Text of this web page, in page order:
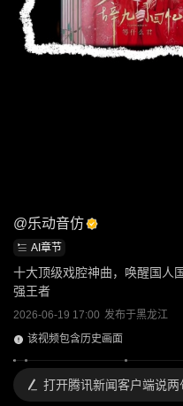
@乐动音仿
AI章节
十大顶级戏腔神曲，唤醒国人
强王者
2026-06-19 17:00 发布于黑龙江
该视频包含历史画面
打开腾讯新闻客户端说两